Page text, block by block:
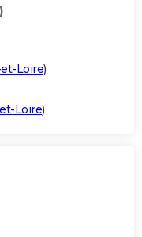
Loire)
Loire)